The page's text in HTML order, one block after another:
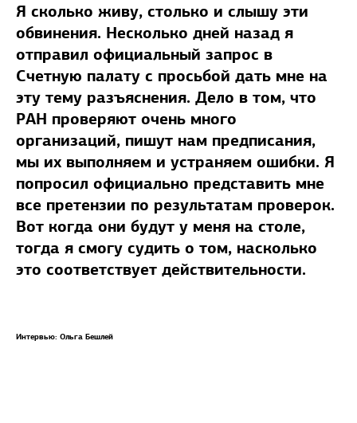
Я сколько живу, столько и слышу эти
обвинения. Несколько дней назад я
отправил официальный запрос в
Счетную палату с просьбой дать мне на
эту тему разъяснения. Дело в том, что
РАН проверяют очень много
организаций, пишут нам предписания,
мы их выполняем и устраняем ошибки. Я
попросил официально представить мне
все претензии по результатам проверок.
Вот когда они будут у меня на столе,
тогда я смогу судить о том, насколько
это соответствует действительности.
Интервью: Ольга Бешлей